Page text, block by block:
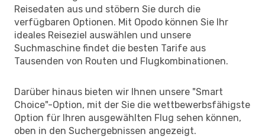
Reisedaten aus und stöbern Sie durch die
verfügbaren Optionen. Mit Opodo können Sie Ihr
ideales Reiseziel auswählen und unsere
Suchmaschine findet die besten Tarife aus
Tausenden von Routen und Flugkombinationen.
Darüber hinaus bieten wir Ihnen unsere "Smart
Choice"-Option, mit der Sie die wettbewerbsfähigste
Option für Ihren ausgewählten Flug sehen können,
oben in den Suchergebnissen angezeigt.